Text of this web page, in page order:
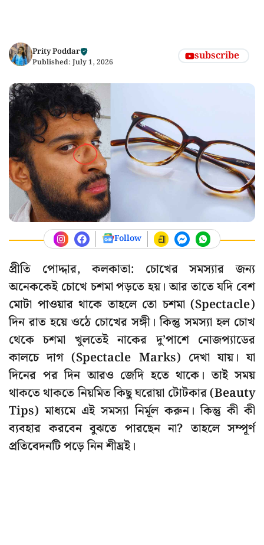
Prity Poddar
Published: July 1, 2026 subscribe
Follow
প্রীতি পোদ্দার, কলকাতা: চোখের সমস্যার জন্য
অনেককেই চোখে চশমা পড়তে হয়। আর তাতে যদি বেশ
মোটা পাওয়ার থাকে তাহলে তো চশমা (Spectacle)
দিন রাত হয়ে ওঠে চোখের সঙ্গী। কিন্তু সমস্যা হল চোখ
থেকে চশমা খুলতেই নাকের দু’পাশে নোজপ্যাডের
কালচে দাগ (Spectacle Marks) দেখা যায়। যা
দিনের পর দিন আরও জেদি হতে থাকে। তাই সময়
থাকতে থাকতে নিয়মিত কিছু ঘরোয়া টোটকার (Beauty
Tips) মাধ্যমে এই সমস্যা নির্মূল করুন। কিন্তু কী কী
ব্যবহার করবেন বুঝতে পারছেন না? তাহলে সম্পূর্ণ
প্রতিবেদনটি পড়ে নিন শীঘ্রই।